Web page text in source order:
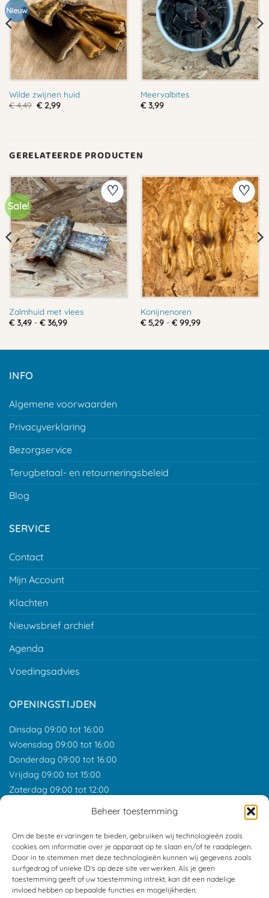
Beheer toestemming
Om de beste ervaringen te bieden, gebruiken wij technologieën zoals
cookies om informatie over je apparaat op te slaan en/of te raadplegen.
Door in te stemmen met deze technologieën kunnen wij gegevens zoals
surfgedrag of unieke ID's op deze site verwerken. Als je geen
toestemming geeft of uw toestemming intrekt, kan dit een nadelige
invloed hebben op bepaalde functies en mogelijkheden.
Nieuw
Wilde zwijnen huid
€4,49 Oorspronkelijke
prijs
€2,99Huidige
Meervalbites
€3,99
GERELATEERDE PRODUCTEN
Sale!
Zalmhuid met vlees
€3,49 - €36,99Prijsklasse:
Konijnenoren
€5,29 - €99,99Prijsklasse:
INFO
Algemene voorwaarden
Privacyverklaring
Bezorgservice
Terugbetaal- en retourneringsbeleid
Blog
SERVICE
Contact
Mijn Account
Klachten
Nieuwsbrief archief
Agenda
Voedingsadvies
OPENINGSTIJDEN
Dinsdag 09:00 tot 16:00
Woensdag 09:00 tot 16:00
Donderdag 09:00 tot 16:00
Vrijdag 09:00 tot 15:00
Zaterdag 09:00 tot 12:00
ONZE RECENSIES